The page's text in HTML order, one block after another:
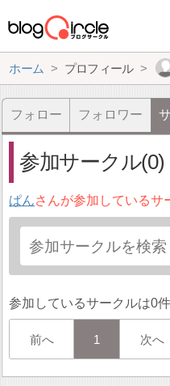
ホーム プロフィール
フォロー フォロワー
参加サークル(0)
ぱんさんが参加しているサ
参加しているサークルは0件
前へ 1 次へ